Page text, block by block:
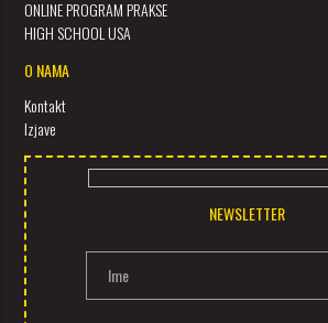
ONLINE PROGRAM PRAKSE
HIGH SCHOOL USA
O NAMA
Kontakt
Izjave
NEWSLETTER
Ime